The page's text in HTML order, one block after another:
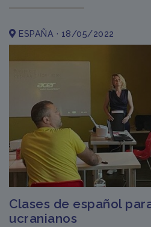
ESPAÑA · 18/05/2022
Clases de español
ucranianos